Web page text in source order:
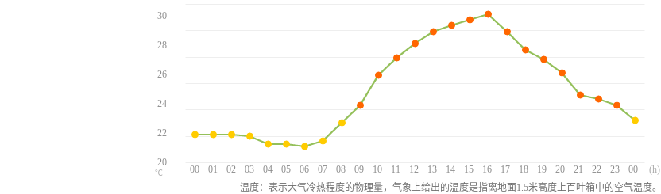
00 01 02 03 04 05 06 07 08 09 10 11 12 13 14 15 16 17 18 19 20 21 22 23 00
30
28
26
24
22
20
(h)
℃
温度：表示大气冷热程度的物理量，气象上给出的温度是指离地面1.5米高度上百叶箱中的空气温度。